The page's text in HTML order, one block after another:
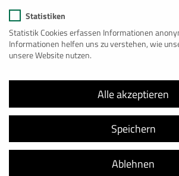
Sanitär
See
Spezial
Premium
Großanlagen
Mikrohaus
Statistiken
Statistik Cookies erfassen Informationen
Informationen helfen uns zu verstehen, wie
unsere Website nutzen.
Alle akzeptieren
Speichern
Ablehnen